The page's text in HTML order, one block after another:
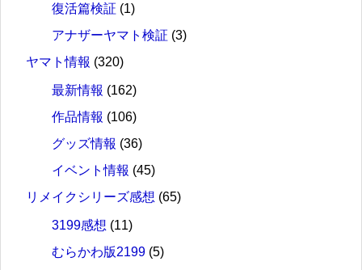
復活篇検証 (1)
アナザーヤマト検証 (3)
ヤマト情報 (320)
最新情報 (162)
作品情報 (106)
グッズ情報 (36)
イベント情報 (45)
リメイクシリーズ感想 (65)
3199感想 (11)
むらかわ版2199 (5)